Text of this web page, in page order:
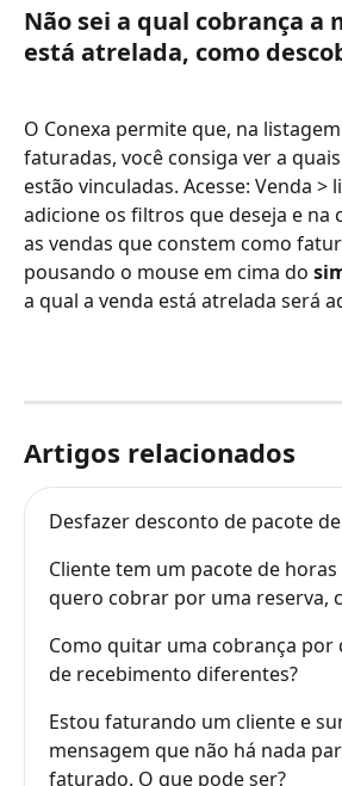
Não sei a qual cobrança a
está atrelada, como
O Conexa permite que, na
faturadas, você consiga ver a
estão vinculadas. Acesse: Venda >
adicione os filtros que deseja e na
as vendas que constem como
pousando o mouse em cima do
a qual a venda está atrelada será
Artigos relacionados
Desfazer desconto de pacote
Cliente tem um pacote de
quero cobrar por uma reserva,
Como quitar uma cobrança por
de recebimento diferentes?
Estou faturando um cliente e
mensagem que não há nada
faturado. O que pode ser?